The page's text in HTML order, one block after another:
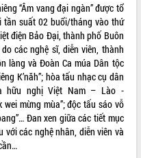
“Âm vang đại ngàn” được tổ
suất 02 buổi/tháng vào thứ
điện Bảo Đại, thành phố Buôn
các nghệ sĩ, diễn viên, thành
làng và Đoàn Ca múa Dân tộc
K’năh”; hòa tấu nhạc cụ dân
hữu nghị Việt Nam – Lào -
wei mừng mùa”; độc tấu sáo vỗ
Đan xen giữa các tiết mục
các nghệ nhân, diễn viên và